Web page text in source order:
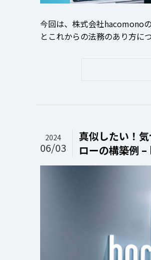
今回は、株式会社hacomono
とこれからの法務のあり方に
真似したい！
ローの構築例
2024
06/03